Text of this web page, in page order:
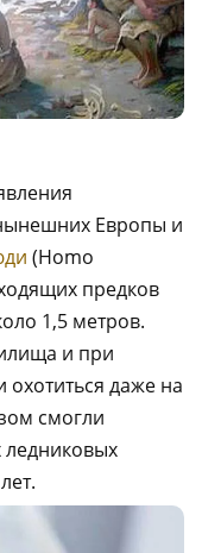
Европы и
(Homo
предков
1,5 метров.
и при
даже на
смогли